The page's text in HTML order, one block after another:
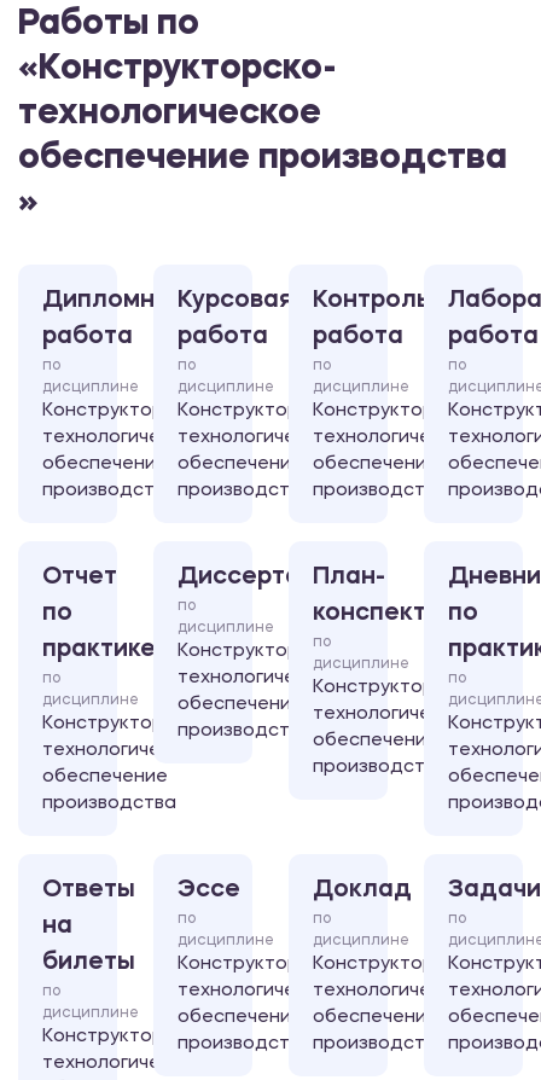
Работы по
«Конструкторско-
технологическое
обеспечение производства
»
Дипломная
работа
по
дисциплине
Конструкторско-
технологическое
обеспечение
производства
Курсовая
работа
по
дисциплине
Конструкторско-
технологическое
обеспечение
производства
Контрольная
работа
по
дисциплине
Конструкторско-
технологическое
обеспечение
производства
работа
по
Отчет
по
практике
по
дисциплине
Конструкторско-
технологическое
обеспечение
производства
Диссертация
по
дисциплине
Конструкторско-
технологическое
обеспечение
производства
План-
конспект
по
дисциплине
Конструкторско-
технологическое
обеспечение
производства
по
по
Ответы
на
билеты
по
дисциплине
Конструкторско-
технологическое
Эссе
по
дисциплине
Конструкторско-
технологическое
обеспечение
производства
Доклад
по
дисциплине
Конструкторско-
технологическое
обеспечение
производства
Задачи
по